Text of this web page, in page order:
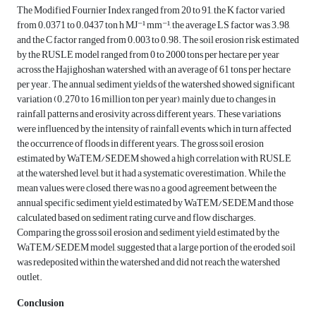
The Modified Fournier Index ranged from 20 to 91, the K factor varied
from 0.0371 to 0.0437 ton h MJ⁻¹ mm⁻¹, the average LS factor was 3.98,
and the C factor ranged from 0.003 to 0.98. The soil erosion risk estimated
by the RUSLE model ranged from 0 to 2000 tons per hectare per year
across the Hajighoshan watershed, with an average of 61 tons per hectare
per year. The annual sediment yields of the watershed showed significant
variation (0.270 to 16 million ton per year), mainly due to changes in
rainfall patterns and erosivity across different years. These variations
were influenced by the intensity of rainfall events, which in turn affected
the occurrence of floods in different years. The gross soil erosion
estimated by WaTEM/SEDEM showed a high correlation with RUSLE
at the watershed level, but it had a systematic overestimation. While the
mean values were closed, there was no a good agreement between the
annual specific sediment yield estimated by WaTEM/SEDEM and those
calculated based on sediment rating curve and flow discharges.
Comparing the gross soil erosion and sediment yield estimated by the
WaTEM/SEDEM model, suggested that a large portion of the eroded soil
was redeposited within the watershed and did not reach the watershed
outlet.
Conclusion